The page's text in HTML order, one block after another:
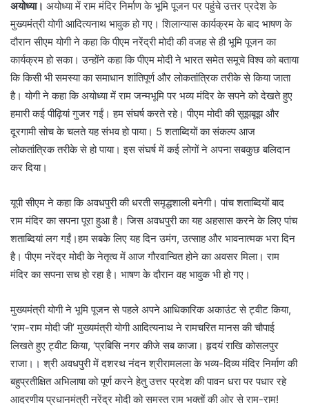
अयोध्या। अयोध्या में राम मंदिर निर्माण के भूमि पूजन पर पहुंचे उत्तर प्रदेश के
मुख्यमंत्री योगी आदित्यनाथ भावुक हो गए। शिलान्यास कार्यक्रम के बाद भाषण के
दौरान सीएम योगी ने कहा कि पीएम नरेंद्री मोदी की वजह से ही भूमि पूजन का
कार्यक्रम हो सका। उन्होंने कहा कि पीएम मोदी ने भारत समेत समूचे विश्व को बताया
कि किसी भी समस्या का समाधान शांतिपूर्ण और लोकतांत्रिक तरीके से किया जाता
है। योगी ने कहा कि अयोध्या में राम जन्मभूमि पर भव्य मंदिर के सपने को देखते हुए
हमारी कई पीढ़ियां गुजर गईं। हम संघर्ष करते रहे। पीएम मोदी की सूझबूझ और
दूरगामी सोच के चलते यह संभव हो पाया। 5 शताब्दियों का संकल्प आज
लोकतांत्रिक तरीके से हो पाया। इस संघर्ष में कई लोगों ने अपना सबकुछ बलिदान
कर दिया।
यूपी सीएम ने कहा कि अवधपुरी की धरती समृद्धशाली बनेगी। पांच शताब्दियों बाद
राम मंदिर का सपना पूरा हुआ है। जिस अवधपुरी का यह अहसास करने के लिए पांच
शताब्दियां लग गईं।हम सबके लिए यह दिन उमंग, उत्साह और भावनात्मक भरा दिन
है। पीएम नरेंद्र मोदी के नेतृत्व में आज गौरवान्वित होने का अवसर मिला। राम
मंदिर का सपना सच हो रहा है। भाषण के दौरान वह भावुक भी हो गए।
मुख्यमंत्री योगी ने भूमि पूजन से पहले अपने आधिकारिक अकाउंट से ट्वीट किया,
‘राम-राम मोदी जी’ मुख्यमंत्री योगी आदित्यनाथ ने रामचरित मानस की चौपाई
लिखते हुए ट्वीट किया, ‘प्रबिसि नगर कीजे सब काजा। हृदयं राखि कोसलपुर
राजा।। श्री अवधपुरी में दशरथ नंदन श्रीरामलला के भव्य-दिव्य मंदिर निर्माण की
बहुप्रतीक्षित अभिलाषा को पूर्ण करने हेतु उत्तर प्रदेश की पावन धरा पर पधार रहे
आदरणीय प्रधानमंत्री नरेंद्र मोदी को समस्त राम भक्तों की ओर से राम-राम!